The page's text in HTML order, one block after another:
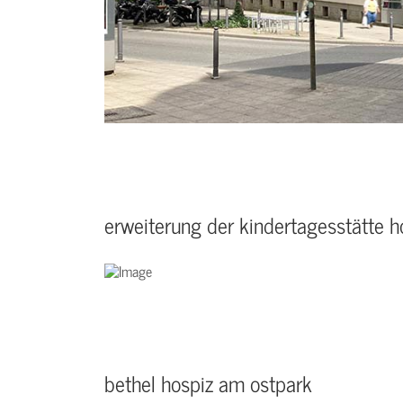
erweiterung der kindertagesstätte
bethel hospiz am ostpark